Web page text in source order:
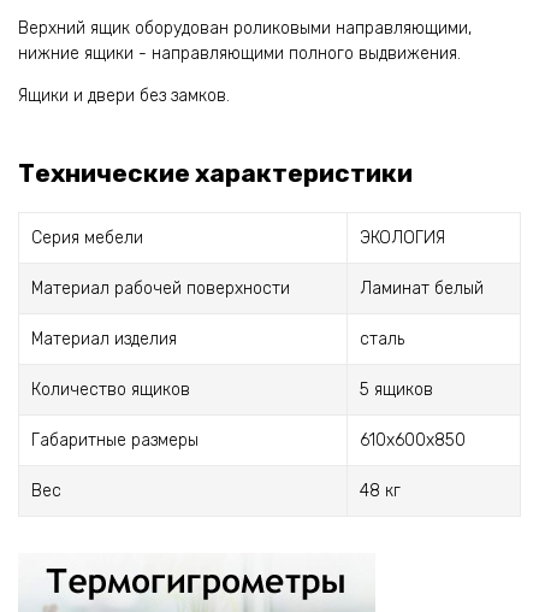
Верхний ящик оборудован роликовыми направляющими,
нижние ящики - направляющими полного выдвижения.
Ящики и двери без замков.
Технические характеристики
Серия мебели ЭКОЛОГИЯ
Материал рабочей поверхности Ламинат белый
Материал изделия сталь
Количество ящиков 5 ящиков
Габаритные размеры 610х600х850
Вес 48 кг